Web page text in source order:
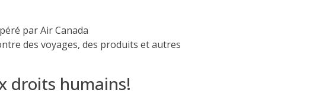
par Air Canada
des voyages, des produits et autres
droits humains!